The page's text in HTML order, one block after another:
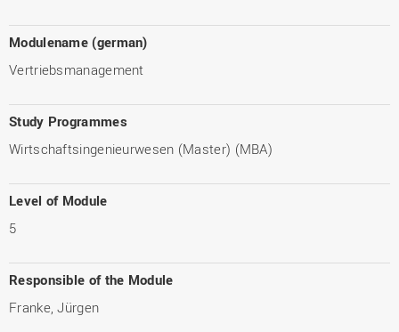
Modulename (german)
Vertriebsmanagement
Study Programmes
Wirtschaftsingenieurwesen (Master) (MBA)
Level of Module
5
Responsible of the Module
Franke, Jürgen